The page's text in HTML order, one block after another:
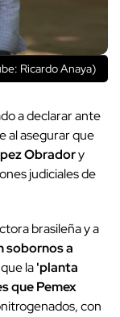
Ricardo Anaya)
a declarar ante
al asegurar que
Obradory
judiciales de
brasileña y a
sobornos a
la'planta
que Pemex
con